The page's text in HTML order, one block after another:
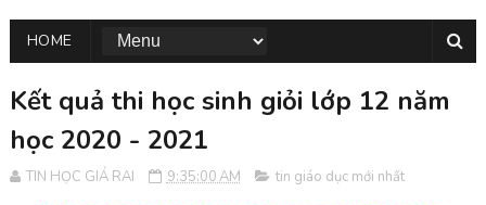
HOME
Kết quả thi học sinh giỏi lớp 12 năm
học 2020 - 2021
TIN HỌC GIÁ RAI 9:35:00 AM tin giáo dục mới nhất